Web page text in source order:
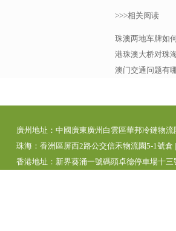
>>>相关阅读
珠澳两地车牌如
港珠澳大桥对珠
澳门交通问题有
廣州地址：中國廣東廣州白雲區華邦冷鏈物
珠海：香洲區屏西2路公交信禾物流園5-1號
香港地址：新界葵涌一號碼頭卓德停車場十